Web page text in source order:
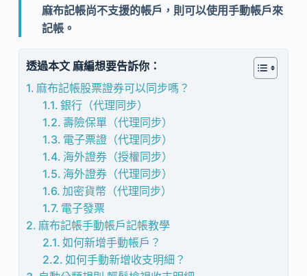
麻布記帳尚不支援的帳戶，則可以使用手動帳戶來
記帳。
透過本文 麻編想要告訴你：
麻布記帳股票證券可以同步嗎？
銀行（代理同步）
壽險保單（代理同步）
電子票證（代理同步）
海外證券（授權同步）
海外證券（代理同步）
加密貨幣（代理同步）
電子發票
麻布記帳手動帳戶記帳教學
如何新增手動帳戶？
如何手動新增收支明細？